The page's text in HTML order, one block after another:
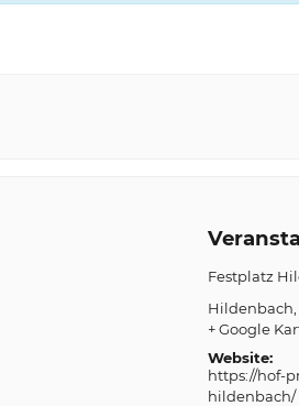
Festplatz
Hildenbach
+ Google
Website:
https://hof-
hildenbach/